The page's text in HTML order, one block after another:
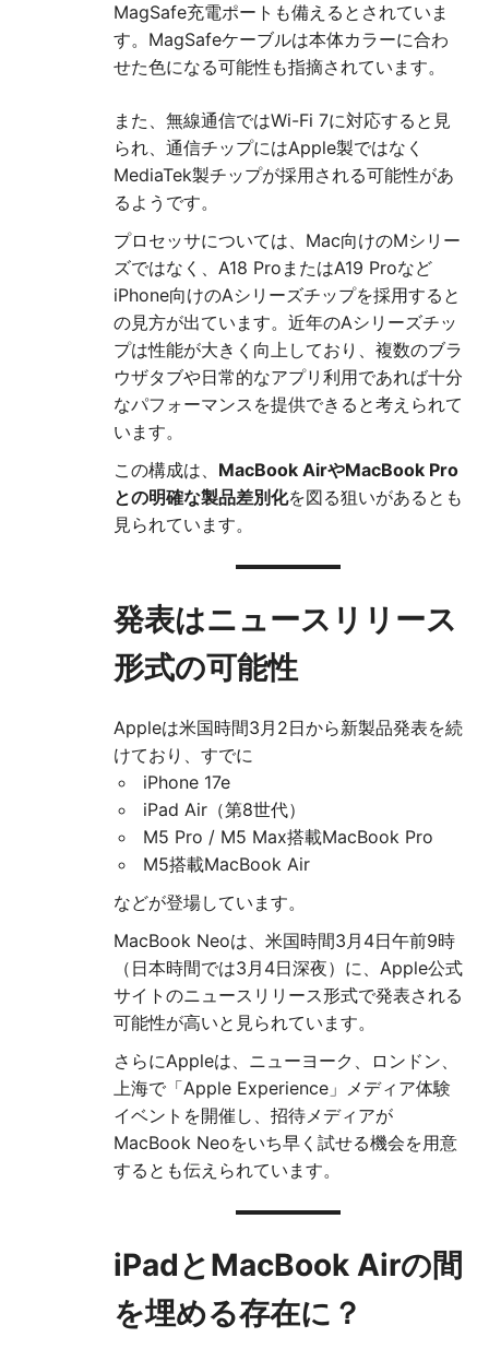
MagSafe充電ポートも備えるとされていま
す。MagSafeケーブルは本体カラーに合わ
せた色になる可能性も指摘されています。
また、無線通信ではWi-Fi 7に対応すると見
られ、通信チップにはApple製ではなく
MediaTek製チップが採用される可能性があ
るようです。
プロセッサについては、Mac向けのMシリー
ズではなく、A18 ProまたはA19 Proなど
iPhone向けのAシリーズチップを採用すると
の見方が出ています。近年のAシリーズチッ
プは性能が大きく向上しており、複数のブラ
ウザタブや日常的なアプリ利用であれば十分
なパフォーマンスを提供できると考えられて
います。
この構成は、 MacBook AirやMacBook Pro
との明確な製品差別化を図る狙いがあるとも
見られています。
発表はニュースリリース
形式の可能性
Appleは米国時間3月2日から新製品発表を続
けており、すでに
iPhone 17e
iPad Air（第8世代）
M5 Pro / M5 Max搭載MacBook Pro
M5搭載MacBook Air
などが登場しています。
MacBook Neoは、米国時間3月4日午前9時
（日本時間では3月4日深夜）に、Apple公式
サイトのニュースリリース形式で発表される
可能性が高いと見られています。
さらにAppleは、ニューヨーク、ロンドン、
上海で「Apple Experience」メディア体験
イベントを開催し、招待メディアが
MacBook Neoをいち早く試せる機会を用意
するとも伝えられています。
iPadとMacBook Airの間
を埋める存在に？